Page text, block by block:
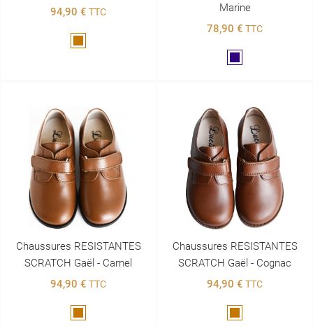
94,90 € TTC
Marine
78,90 € TTC
Chaussures RESISTANTES
SCRATCH Gaël - Camel
94,90 € TTC
Chaussures RESISTANTES
SCRATCH Gaël - Cognac
94,90 € TTC